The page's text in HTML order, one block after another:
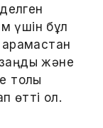
үшін бұл
заңды және
толық
өтті ол.